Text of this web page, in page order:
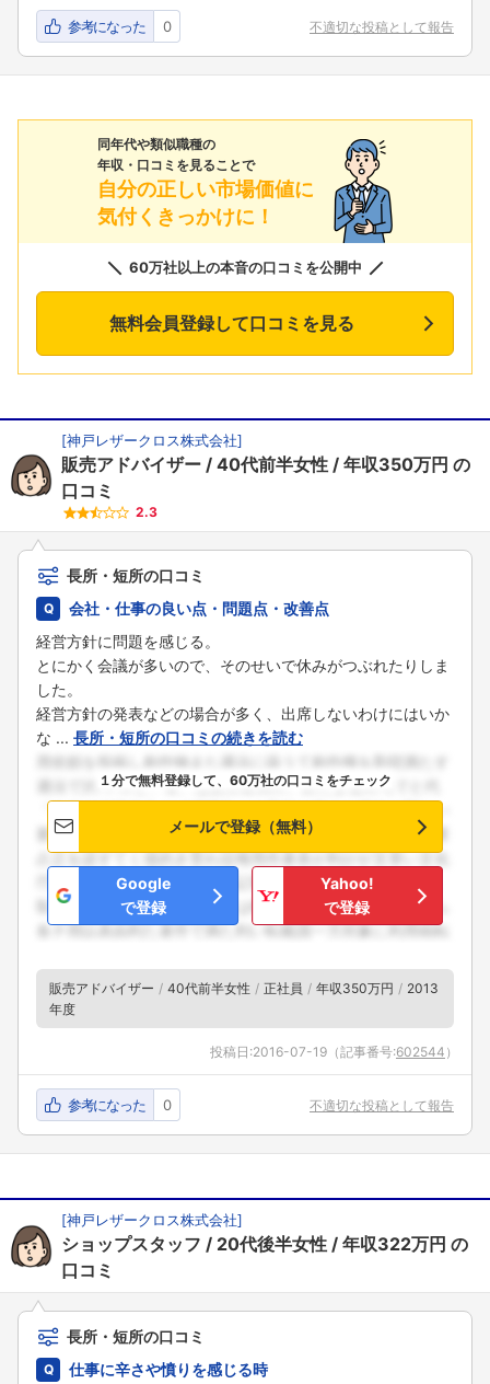
参考になった 0 不適切な投稿として報告
同年代や類似職種の
年収・口コミを見ることで
自分の正しい市場価値に
気付くきっかけに！
60万社以上の本音の口コミを公開中
無料会員登録して口コミを見る
[神戸レザークロス株式会社]
販売アドバイザー 40代前半女性 年収350万円 の
口コミ
2.3
長所・短所の口コミ
会社・仕事の良い点・問題点・改善点
経営方針に問題を感じる。
とにかく会議が多いので、そのせいで休みがつぶれたりしま
した。
経営方針の発表などの場合が多く、出席しないわけにはいか
な ... 長所・短所の口コミの続きを読む
１分で無料登録して、60万社の口コミをチェック
メールで登録（無料）
Google
で登録
Yahoo!
で登録
販売アドバイザー 40代前半女性 正社員 年収350万円
2013
年度
投稿日:2016-07-19 （記事番号:602544 ）
参考になった 0 不適切な投稿として報告
[神戸レザークロス株式会社]
ショップスタッフ 20代後半女性 年収322万円 の
口コミ
長所・短所の口コミ
仕事に辛さや憤りを感じる時